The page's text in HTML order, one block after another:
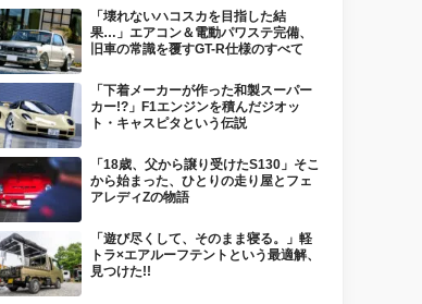
「壊れないハコスカを目指した結
果…」エアコン＆電動パワステ完備、
旧車の常識を覆すGT-R仕様のすべて
「下着メーカーが作った和製スーパー
カー!?」F1エンジンを積んだジオッ
ト・キャスピタという伝説
「18歳、父から譲り受けたS130」そこ
から始まった、ひとりの走り屋とフェ
アレディZの物語
「遊び尽くして、そのまま寝る。」軽
トラ×エアルーフテントという最適解、
見つけた!!